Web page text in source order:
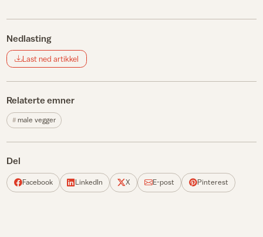
Nedlasting
Last ned artikkel
Relaterte emner
male vegger
Del
Facebook LinkedIn X E-post Pinterest